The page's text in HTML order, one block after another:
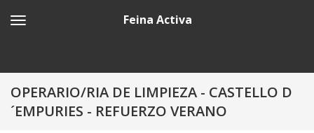
Feina Activa
OPERARIO/RIA DE LIMPIEZA - CASTELLO D
´EMPURIES - REFUERZO VERANO